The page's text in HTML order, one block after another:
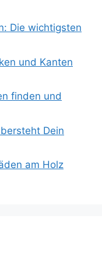
Die wichtigsten
und Kanten
finden und
Dein
am Holz